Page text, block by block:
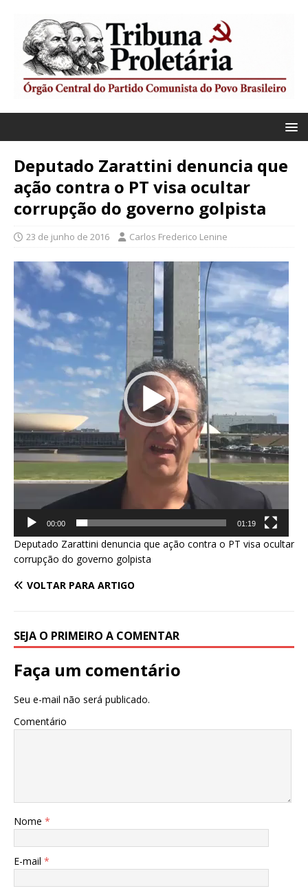
Deputado Zarattini denuncia que
ação contra o PT visa ocultar
corrupção do governo golpista
23 de junho de 2016 Carlos Frederico Lenine
Tocador
de
vídeo
00:00 01:19
Deputado Zarattini denuncia que ação contra o PT visa ocultar
corrupção do governo golpista
VOLTAR PARA ARTIGO
SEJA O PRIMEIRO A COMENTAR
Faça um comentário
Seu e-mail não será publicado.
Comentário
Nome *
E-mail *